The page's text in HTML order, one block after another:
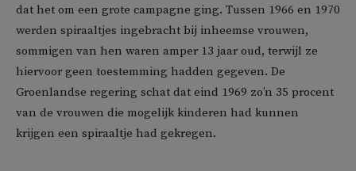
dat het om een grote campagne ging. Tussen 1966 en 1970
werden spiraaltjes ingebracht bij inheemse vrouwen,
sommigen van hen waren amper 13 jaar oud, terwijl ze
hiervoor geen toestemming hadden gegeven. De
Groenlandse regering schat dat eind 1969 zo’n 35 procent
van de vrouwen die mogelijk kinderen had kunnen
krijgen een spiraaltje had gekregen.